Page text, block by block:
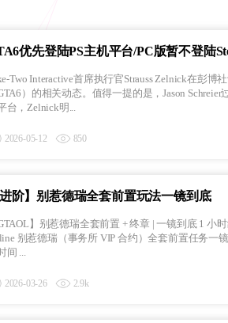
优先登陆PS主机平台/PC版暂不登陆
Two Interactive首席执行官Strauss Zelnick在彭博
）的相关动态。值得一提的是，Jason Schreier过去几
台，Zelnick明...
2026-05-12 850
进阶】别惹德瑞全套前置玩法一镜到底
】别惹德瑞全套前置 + 终章 | 一镜到底 1 小时纯享 | 无卡无传送 纯手
别惹德瑞（事务所 VIP 合约）全套前置任务一镜到底 内容：夜生活泄密 + 上流社会泄密 + 南中心区
间 ...
2026-03-26 2.9k